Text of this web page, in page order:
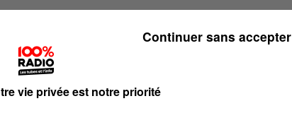
vie privée est notre priorité
Continuer sans accepter